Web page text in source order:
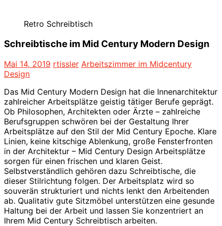
Retro Schreibtisch
Schreibtische im Mid Century Modern Design
Mai 14, 2019 rtissler Arbeitszimmer im Midcentury
Design
Das Mid Century Modern Design hat die Innenarchitektur
zahlreicher Arbeitsplätze geistig tätiger Berufe geprägt.
Ob Philosophen, Architekten oder Ärzte – zahlreiche
Berufsgruppen schwören bei der Gestaltung Ihrer
Arbeitsplätze auf den Stil der Mid Century Epoche. Klare
Linien, keine kitschige Ablenkung, große Fensterfronten
in der Architektur – Mid Century Design Arbeitsplätze
sorgen für einen frischen und klaren Geist.
Selbstverständlich gehören dazu Schreibtische, die
dieser Stilrichtung folgen. Der Arbeitsplatz wird so
souverän strukturiert und nichts lenkt den Arbeitenden
ab. Qualitativ gute Sitzmöbel unterstützen eine gesunde
Haltung bei der Arbeit und lassen Sie konzentriert an
Ihrem Mid Century Schreibtisch arbeiten.